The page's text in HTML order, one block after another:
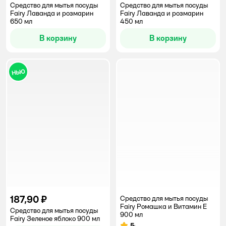
Средство для мытья посуды
Fairy Лаванда и розмарин
650 мл
В корзину
Средство для мытья посуды
Fairy Лаванда и розмарин
450 мл
В корзину
187,90 ₽
Средство для мытья посуды
Fairy Зеленое яблоко 900 мл
Средство для мытья посуды
Fairy Ромашка и Витамин Е
900 мл